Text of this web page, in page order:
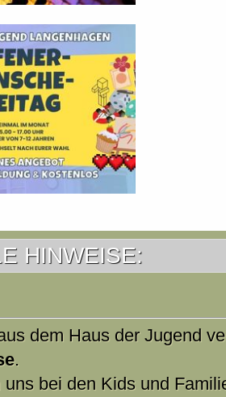
HINWEISE:
dem Haus der Jugend
.
bei den Kids und